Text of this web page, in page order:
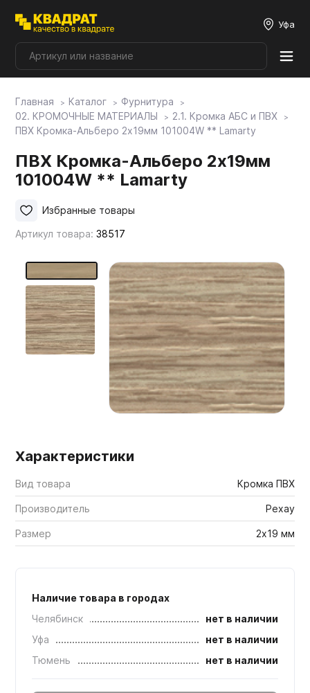
Уфа
Плитные материалы
Мой ЭГГЕР
Фасады
Мебельные образцы, каталоги
Главная Каталог
Фурнитура
02. КРОМОЧНЫЕ МАТЕРИАЛЫ
2.1. Кромка АБС и ПВХ
ПВХ Кромка-Альберо 2х19мм 101004W ** Lamarty
ПВХ Кромка-Альберо 2х19мм
101004W ** Lamarty
Артикул товара:38517
Избранные товары
Характеристики
Вид товара Кромка ПВХ
Производитель Рехау
Размер 2х19 мм
Наличие товара в городах
Челябинск
нет в наличии
Уфа
нет в наличии
Тюмень
нет в наличии